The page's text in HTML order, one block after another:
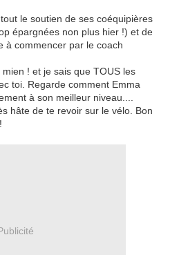
le soutien de ses coéquipières
épargnées non plus hier !) et de
à commencer par le coach
! et je sais que TOUS les
toi. Regarde comment Emma
à son meilleur niveau....
hâte de te revoir sur le vélo. Bon